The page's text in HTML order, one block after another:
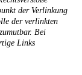
der Verlinkung
der verlinkten
Bei
Links